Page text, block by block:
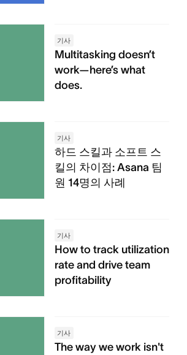
기사
Multitasking doesn’t
work—here’s what
does.
기사
하드 스킬과 소프트 스
킬의 차이점: Asana 팀
원 14명의 사례
기사
How to track utilization
rate and drive team
profitability
기사
The way we work isn't